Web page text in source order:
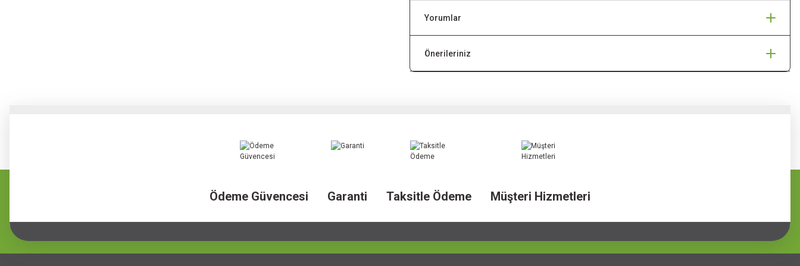
Yorumlar
Önerileriniz
Ödeme Güvencesi Garanti Taksitle Ödeme Müşteri Hizmetleri